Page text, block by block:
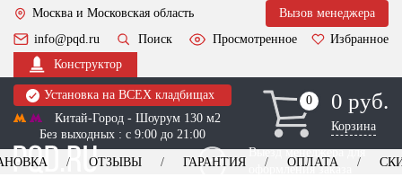
Москва и Московская область
Вызов менеджера
info@pqd.ru
Поиск Просмотренное
Избранное
Конструктор
Установка на ВСЕХ кладбищах
Китай-Город - Шоурум 130 м2
Без выходных : с 9:00 до 21:00
0
0 0 руб.
Корзина
Выезд менеджера для
оформления заказа
ОТЗЫВЫ ГАРАНТИЯ ОПЛАТА